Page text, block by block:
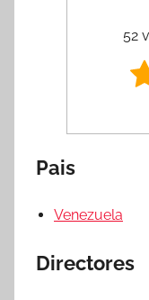
52
Pais
Venezuela
Directores